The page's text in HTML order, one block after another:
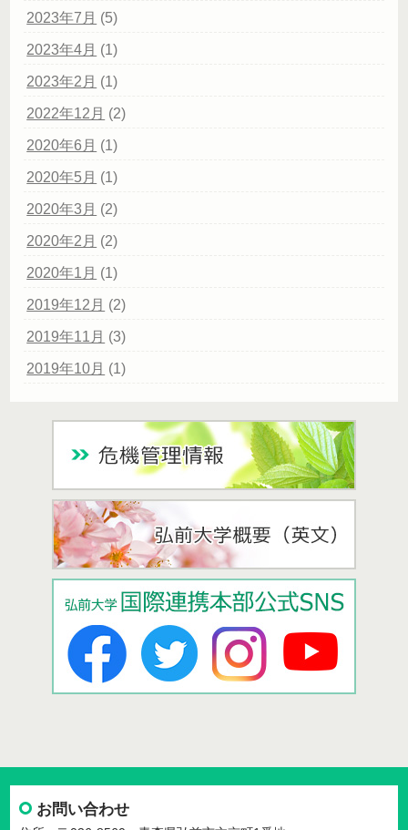
2023年7月 (5)
2023年4月 (1)
2023年2月 (1)
2022年12月 (2)
2020年6月 (1)
2020年5月 (1)
2020年3月 (2)
2020年2月 (2)
2020年1月 (1)
2019年12月 (2)
2019年11月 (3)
2019年10月 (1)
お問い合わせ